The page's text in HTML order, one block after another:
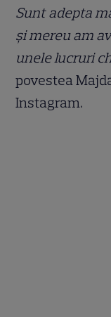
Sunt adepta
și mereu am
unele lucruri
povestea
Instagram.